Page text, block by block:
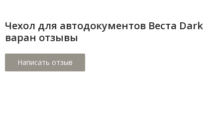
Чехол для автодокументов Веста Dark
варан отзывы